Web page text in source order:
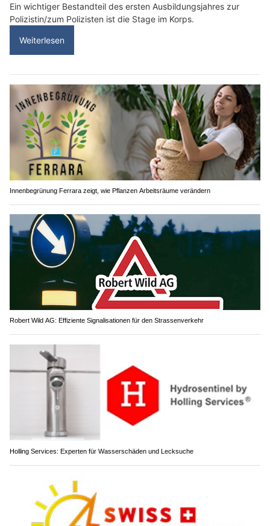
Ein wichtiger Bestandteil des ersten Ausbildungsjahres zur
Polizistin/zum Polizisten ist die Stage im Korps.
Weiterlesen
Innenbegrünung Ferrara zeigt, wie Pflanzen Arbeitsräume verändern
Robert Wild AG: Effiziente Signalisationen für den Strassenverkehr
Holling Services: Experten für Wasserschäden und Lecksuche